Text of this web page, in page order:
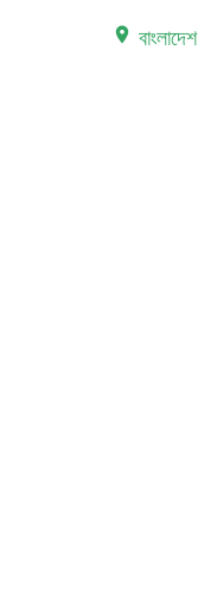
place বাংলাদেশ